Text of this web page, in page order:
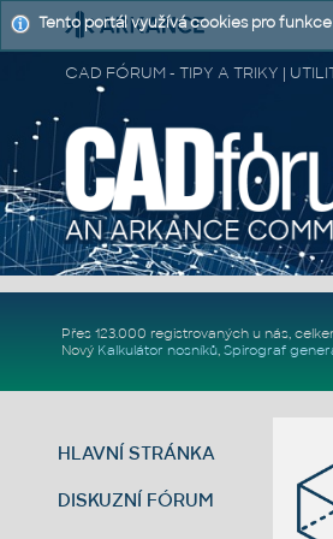
CAD FÓRUM - TIPY A TRIKY |
Přes 123.000 registrovaných u nás,
Nový Kalkulátor nosníků, Spirograf
HLAVNÍ STRÁNKA
DISKUZNÍ FÓRUM
Tento portál využívá cookies pro